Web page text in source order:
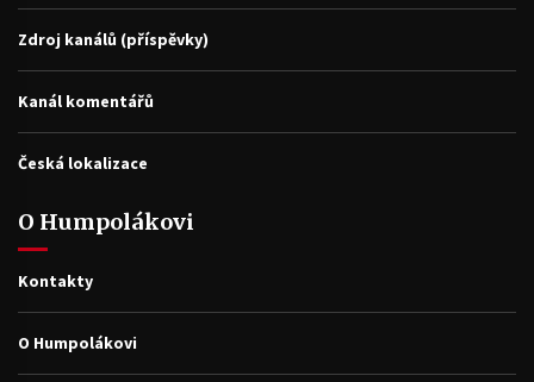
Zdroj kanálů (příspěvky)
Kanál komentářů
Česká lokalizace
O Humpolákovi
Kontakty
O Humpolákovi